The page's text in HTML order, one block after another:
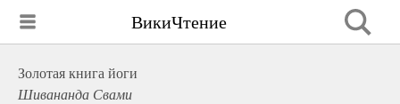
ВикиЧтение
Золотая книга йоги
Шивананда Свами